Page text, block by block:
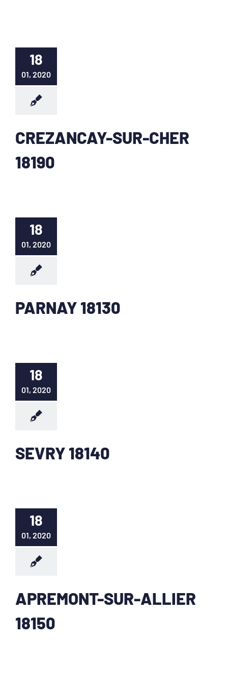
18
01, 2020
CREZANCAY-SUR-CHER
18190
18
01, 2020
PARNAY 18130
18
01, 2020
SEVRY 18140
18
01, 2020
APREMONT-SUR-ALLIER
18150